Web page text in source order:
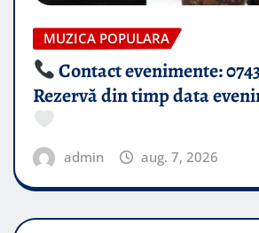
MUZICA POPULARA
Contact evenimente: 0743
Rezervă din timp data
admin aug. 7, 2026